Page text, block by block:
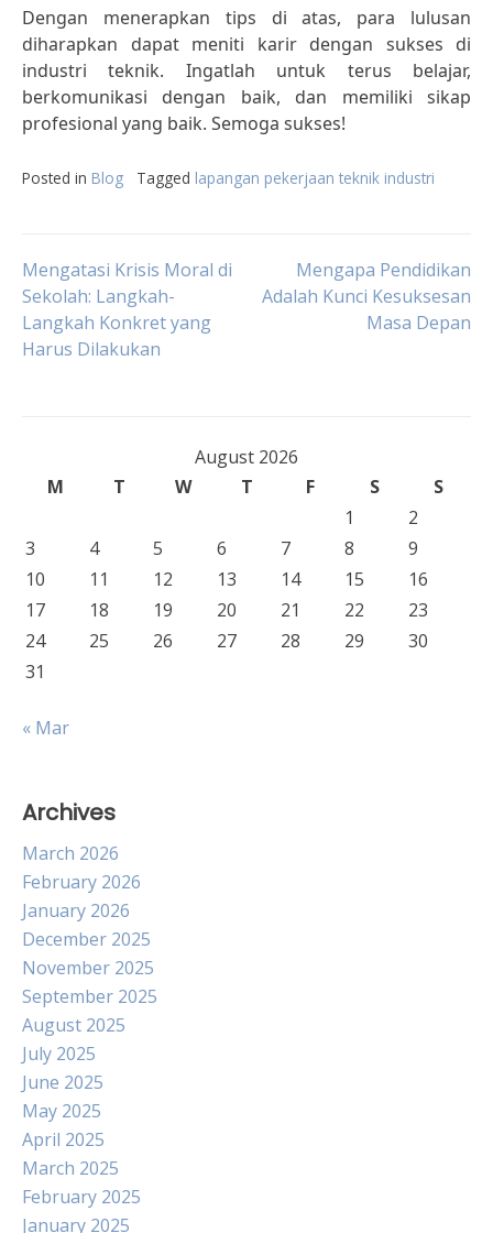
Dengan menerapkan tips di atas, para lulusan
diharapkan dapat meniti karir dengan sukses di
industri teknik. Ingatlah untuk terus belajar,
berkomunikasi dengan baik, dan memiliki sikap
profesional yang baik. Semoga sukses!
Posted in Blog Tagged lapangan pekerjaan teknik industri
Post
navigation
Mengatasi Krisis Moral di
Sekolah: Langkah-
Langkah Konkret yang
Harus Dilakukan
Mengapa Pendidikan
Adalah Kunci Kesuksesan
Masa Depan
August 2026
M
T W T F S
S
1
2
3
4 5 6 7 8
9
10
11 12 13 14 15
16
17
18 19 20 21 22
23
24
25 26 27 28 29
30
31
« Mar
Archives
March 2026
February 2026
January 2026
December 2025
November 2025
September 2025
August 2025
July 2025
June 2025
May 2025
April 2025
March 2025
February 2025
January 2025